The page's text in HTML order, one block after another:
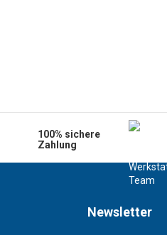
100% sichere
Zahlung
Newsletter